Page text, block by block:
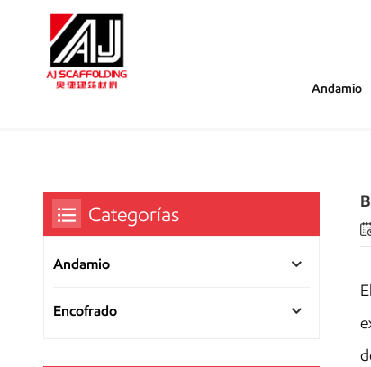
Andamio
Categorías
Andamio
Encofrado